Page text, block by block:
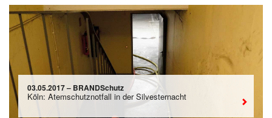
03.05.2017 – BRANDSchutz
Köln: Atemschutznotfall in der Silvesternacht